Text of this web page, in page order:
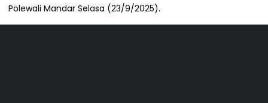
Polewali Mandar Selasa (23/9/2025).